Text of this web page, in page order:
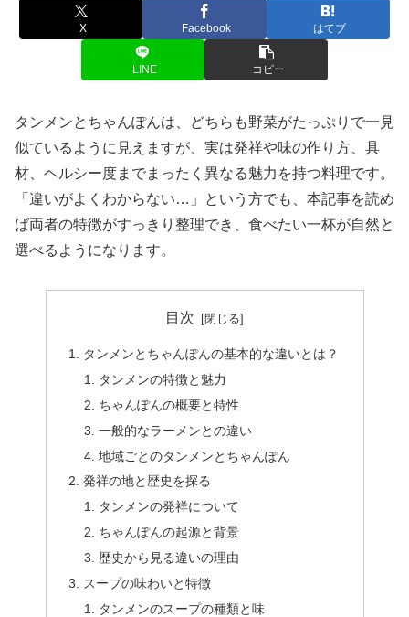
X Facebook はてブ
LINE コピー
タンメンとちゃんぽんは、どちらも野菜がたっぷりで一見
似ているように見えますが、実は発祥や味の作り方、具
材、ヘルシー度までまったく異なる魅力を持つ料理です。
「違いがよくわからない…」という方でも、本記事を読め
ば両者の特徴がすっきり整理でき、食べたい一杯が自然と
選べるようになります。
目次
タンメンとちゃんぽんの基本的な違いとは？
タンメンの特徴と魅力
ちゃんぽんの概要と特性
一般的なラーメンとの違い
地域ごとのタンメンとちゃんぽん
発祥の地と歴史を探る
タンメンの発祥について
ちゃんぽんの起源と背景
歴史から見る違いの理由
スープの味わいと特徴
タンメンのスープの種類と味